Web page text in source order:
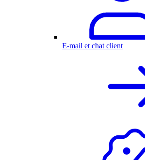
E-mail et chat client